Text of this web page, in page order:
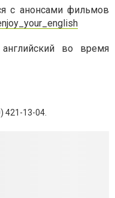
с анонсами фильмов
во время
421-13-04.